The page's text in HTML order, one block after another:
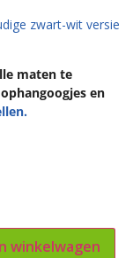
zwart-wit versie
maten te
en
winkelwagen